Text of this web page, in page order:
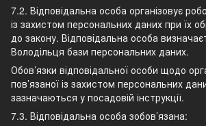
7.2. Відповідальна особа організовує
із захистом персональних даних при їх
до закону. Відповідальна особа
Володільця бази персональних даних.
Обов’язки відповідальної особи щодо
пов’язаної із захистом персональних
зазначаються у посадовій інструкції.
7.3. Відповідальна особа зобов’язана: